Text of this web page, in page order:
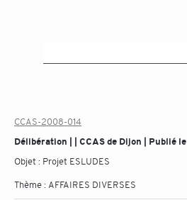
CCAS-2008-014
Délibération | | CCAS de Dijon | Publié le
Objet : Projet ESLUDES
Thème : AFFAIRES DIVERSES